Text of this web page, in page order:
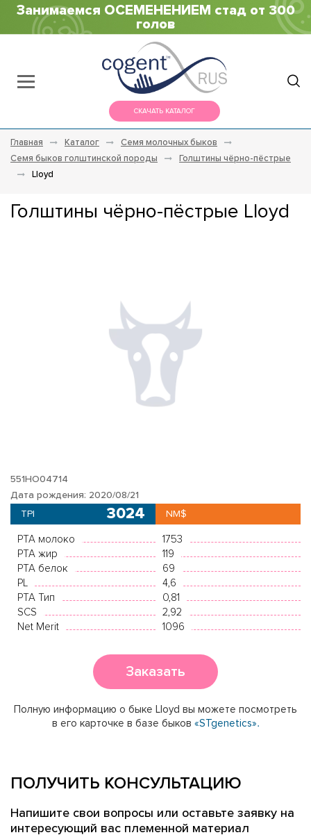
Занимаемся ОСЕМЕНЕНИЕМ стад от 300
голов
СКАЧАТЬ КАТАЛОГ
Главная Каталог
Семя молочных быков
Семя быков голштинской породы
Голштины чёрно-пёстрые
Lloyd
Голштины чёрно-пёстрые Lloyd
551HO04714
Дата рождения: 2020/08/21
TPI
3024 NM$
PTA молоко
1753
PTA жир
119
PTA белок
69
PL
4,6
PTA Тип
0,81
SCS
2,92
Net Merit
1096
Заказать
Полную информацию о быке Lloyd вы можете посмотреть
в его карточке в базе быков «STgenetics».
ПОЛУЧИТЬ КОНСУЛЬТАЦИЮ
Напишите свои вопросы или оставьте заявку на
интересующий вас племенной материал